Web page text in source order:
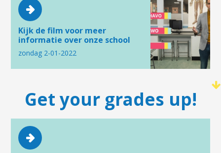
Kijk de film voor meer
informatie over onze school
zondag 2-01-2022
Get your grades up!